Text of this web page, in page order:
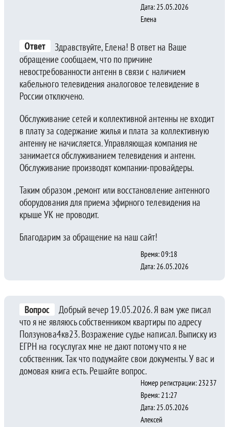
Дата: 25.05.2026
Елена
Ответ
Здравствуйте, Елена! В ответ на Ваше
обращение сообщаем, что по причине
невостребованности антенн в связи с наличием
кабельного телевидения аналоговое телевидение в
России отключено.
Обслуживание сетей и коллективной антенны не входит
в плату за содержание жилья и плата за коллективную
антенну не начисляется. Управляющая компания не
занимается обслуживанием телевидения и антенн.
Обслуживание производят компании-провайдеры.
Таким образом ,ремонт или восстановление антенного
оборудования для приема эфирного телевидения на
крыше УК не проводит.
Благодарим за обращение на наш сайт!
Время: 09:18
Дата: 26.05.2026
Вопрос
Добрый вечер 19.05.2026. Я вам уже писал
что я не являюсь собственником квартиры по адресу
Ползунова4кв23. Возражение судье написал. Выписку из
ЕГРН на госуслугах мне не дают потому что я не
собственник. Так что подумайте свои документы. У вас и
домовая книга есть. Решайте вопрос.
Номер регистрации: 23237
Время: 21:27
Дата: 25.05.2026
Алексей